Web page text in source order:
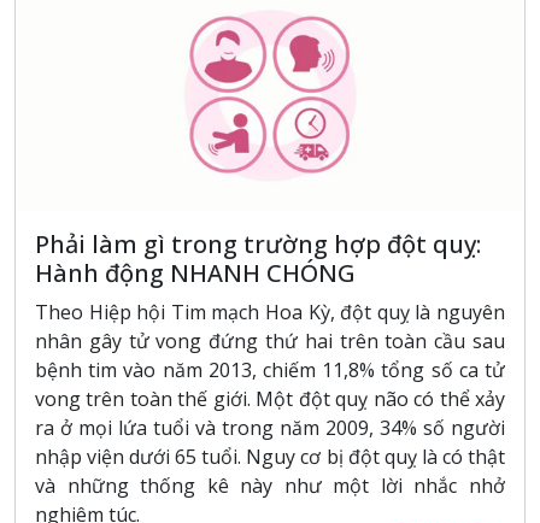
Phải làm gì trong trường hợp đột quỵ:
Hành động NHANH CHÓNG
Theo Hiệp hội Tim mạch Hoa Kỳ, đột quỵ là nguyên
nhân gây tử vong đứng thứ hai trên toàn cầu sau
bệnh tim vào năm 2013, chiếm 11,8% tổng số ca tử
vong trên toàn thế giới. Một đột quỵ não có thể xảy
ra ở mọi lứa tuổi và trong năm 2009, 34% số người
nhập viện dưới 65 tuổi. Nguy cơ bị đột quỵ là có thật
và những thống kê này như một lời nhắc nhở
nghiêm túc.